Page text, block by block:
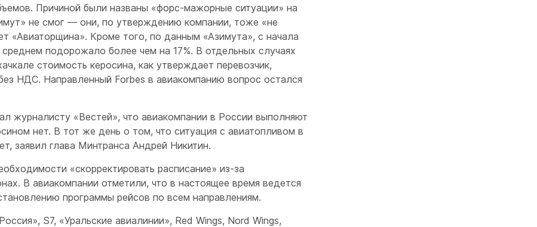
Причиной были названы «форс-мажорные ситуации» на
не смог — они, по утверждению компании, тоже «не
«Авиаторщина». Кроме того, по данным «Азимута», с начала
подорожало более чем на 17%. В отдельных случаях
стоимость керосина, как утверждает перевозчик,
НДС. Направленный Forbes в авиакомпанию вопрос остался
журналисту «Вестей», что авиакомпании в России выполняют
нет. В тот же день о том, что ситуация с авиатопливом в
заявил глава Минтранса Андрей Никитин.
«скорректировать расписание» из-за
В авиакомпании отметили, что в настоящее время ведется
программы рейсов по всем направлениям.
S7, «Уральские авиалинии», Red Wings, Nord Wings,